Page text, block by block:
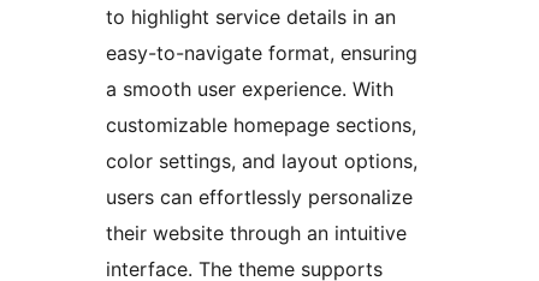
to highlight service details in an
easy-to-navigate format, ensuring
a smooth user experience. With
customizable homepage sections,
color settings, and layout options,
users can effortlessly personalize
their website through an intuitive
interface. The theme supports